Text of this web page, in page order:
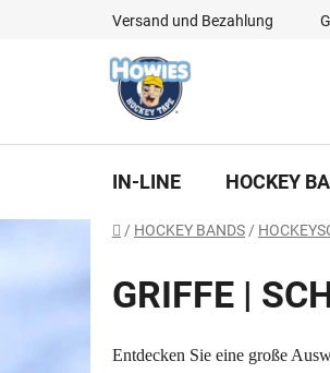
Versand und Bezahlung
IN-LINE HOCKEY
Startseite
/ HOCKEY BANDS /
GRIFFE |
Entdecken Sie eine große